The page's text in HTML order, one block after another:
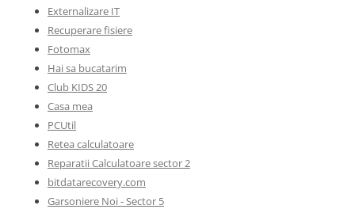
Externalizare IT
Recuperare fisiere
Fotomax
Hai sa bucatarim
Club KIDS 20
Casa mea
PCUtil
Retea calculatoare
Reparatii Calculatoare sector 2
bitdatarecovery.com
Garsoniere Noi - Sector 5